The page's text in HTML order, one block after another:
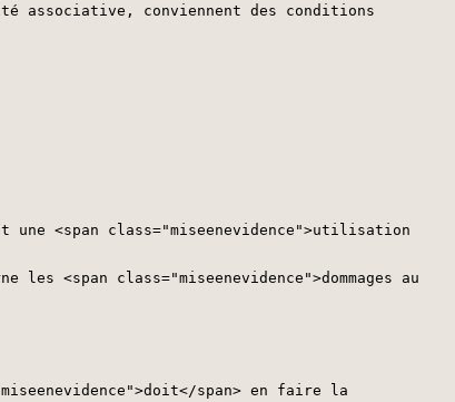
conviennent des conditions
<span class="miseenevidence">utilisation
<span class="miseenevidence">dommages au
span> en faire la